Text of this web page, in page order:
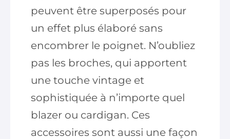
peuvent être superposés pour
un effet plus élaboré sans
encombrer le poignet. N’oubliez
pas les broches, qui apportent
une touche vintage et
sophistiquée à n’importe quel
blazer ou cardigan. Ces
accessoires sont aussi une façon